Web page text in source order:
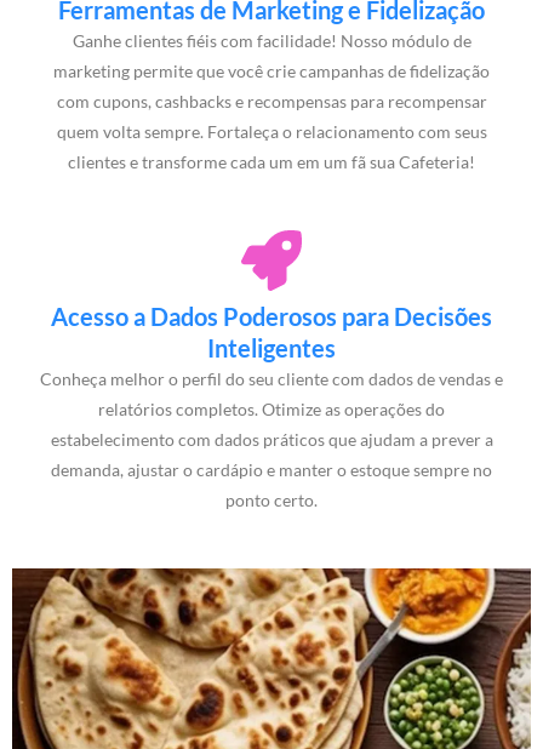
Ferramentas de Marketing e Fidelização
Ganhe clientes fiéis com facilidade! Nosso módulo de
marketing permite que você crie campanhas de fidelização
com cupons, cashbacks e recompensas para recompensar
quem volta sempre. Fortaleça o relacionamento com seus
clientes e transforme cada um em um fã sua Cafeteria!
Acesso a Dados Poderosos para Decisões
Inteligentes
Conheça melhor o perfil do seu cliente com dados de vendas e
relatórios completos. Otimize as operações do
estabelecimento com dados práticos que ajudam a prever a
demanda, ajustar o cardápio e manter o estoque sempre no
ponto certo.